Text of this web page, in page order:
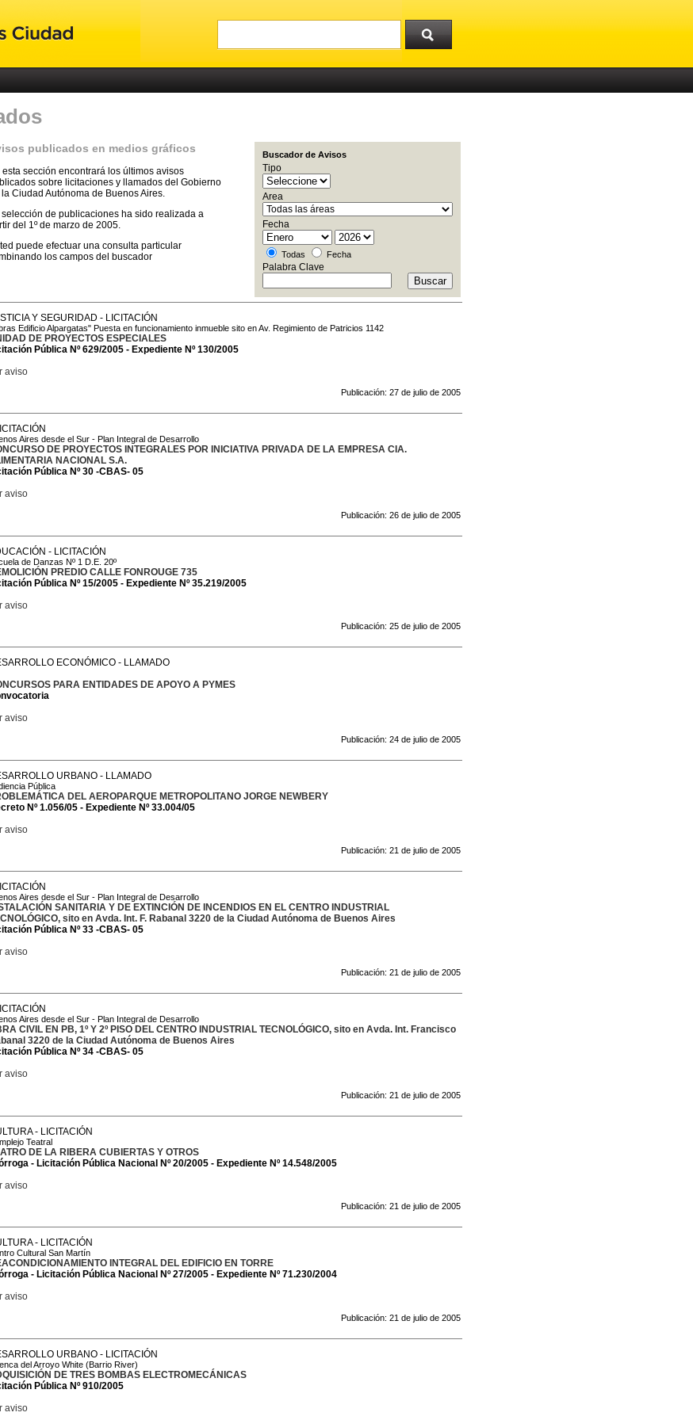
publicados en medios gráficos
esta sección encontrará los últimos avisos
sobre licitaciones y llamados del Gobierno
Ciudad Autónoma de Buenos Aires.
selección de publicaciones ha sido realizada a
del 1º de marzo de 2005.
puede efectuar una consulta particular
los campos del buscador
Buscador de Avisos
Tipo
Area
Fecha
Todas Fecha
Palabra Clave
Y SEGURIDAD - LICITACIÓN
Edificio Alpargatas" Puesta en funcionamiento inmueble sito en Av. Regimiento de Patricios 1142
DE PROYECTOS ESPECIALES
Pública Nº 629/2005 - Expediente Nº 130/2005
aviso
Publicación: 27 de julio de 2005
Aires desde el Sur - Plan Integral de Desarrollo
DE PROYECTOS INTEGRALES POR INICIATIVA PRIVADA DE LA EMPRESA CIA.
NACIONAL S.A.
Pública Nº 30 -CBAS- 05
aviso
Publicación: 26 de julio de 2005
- LICITACIÓN
de Danzas Nº 1 D.E. 20º
PREDIO CALLE FONROUGE 735
Pública Nº 15/2005 - Expediente Nº 35.219/2005
aviso
Publicación: 25 de julio de 2005
ECONÓMICO - LLAMADO
PARA ENTIDADES DE APOYO A PYMES
aviso
Publicación: 24 de julio de 2005
URBANO - LLAMADO
Pública
DEL AEROPARQUE METROPOLITANO JORGE NEWBERY
Nº 1.056/05 - Expediente Nº 33.004/05
aviso
Publicación: 21 de julio de 2005
Aires desde el Sur - Plan Integral de Desarrollo
SANITARIA Y DE EXTINCIÓN DE INCENDIOS EN EL CENTRO INDUSTRIAL
sito en Avda. Int. F. Rabanal 3220 de la Ciudad Autónoma de Buenos Aires
Pública Nº 33 -CBAS- 05
aviso
Publicación: 21 de julio de 2005
Aires desde el Sur - Plan Integral de Desarrollo
CIVIL EN PB, 1º Y 2º PISO DEL CENTRO INDUSTRIAL TECNOLÓGICO, sito en Avda. Int. Francisco
3220 de la Ciudad Autónoma de Buenos Aires
Pública Nº 34 -CBAS- 05
aviso
Publicación: 21 de julio de 2005
- LICITACIÓN
Teatral
DE LA RIBERA CUBIERTAS Y OTROS
- Licitación Pública Nacional Nº 20/2005 - Expediente Nº 14.548/2005
aviso
Publicación: 21 de julio de 2005
- LICITACIÓN
Cultural San Martín
INTEGRAL DEL EDIFICIO EN TORRE
- Licitación Pública Nacional Nº 27/2005 - Expediente Nº 71.230/2004
aviso
Publicación: 21 de julio de 2005
URBANO - LICITACIÓN
del Arroyo White (Barrio River)
DE TRES BOMBAS ELECTROMECÁNICAS
Pública Nº 910/2005
aviso